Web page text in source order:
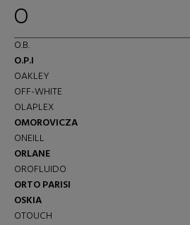
O
O.B.
O.P.I
OAKLEY
OFF-WHITE
OLAPLEX
OMOROVICZA
ONEILL
ORLANE
OROFLUIDO
ORTO PARISI
OSKIA
OTOUCH